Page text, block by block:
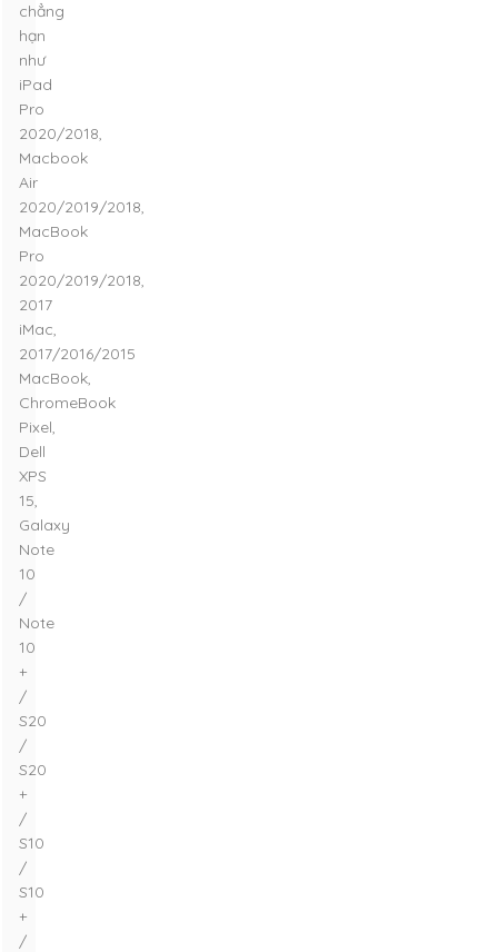
chẳng
hạn
như
iPad
Pro
2020/2018,
Macbook
Air
2020/2019/2018,
MacBook
Pro
2020/2019/2018,
2017
iMac,
2017/2016/2015
MacBook,
ChromeBook
Pixel,
Dell
XPS
15,
Galaxy
Note
10
/
Note
10
+
/
S20
/
S20
+
/
S10
/
S10
+
/